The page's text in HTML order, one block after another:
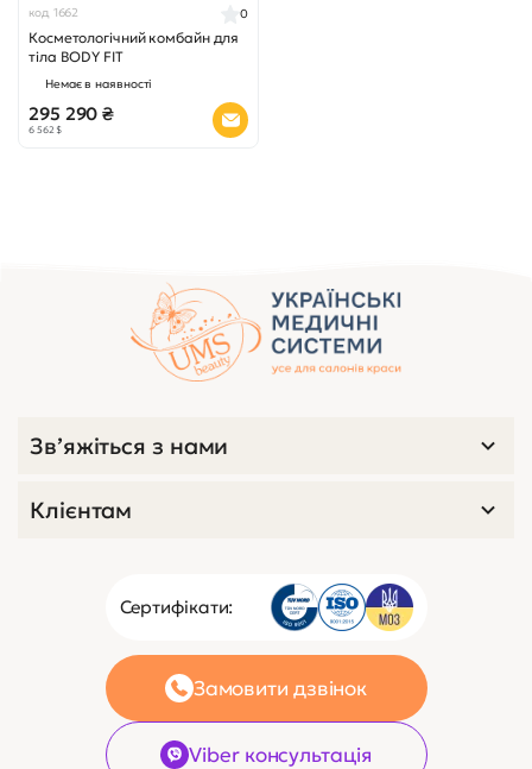
код 1662
Косметологічний комбайн для
тіла BODY FIT
0
Немає в наявності
295 290 ₴
6 562 $
Сертифікати:
Замовити дзвінок
Viber консультація
Зв’яжіться з нами
Клієнтам